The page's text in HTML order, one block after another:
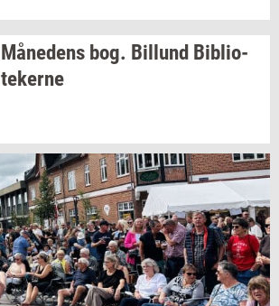
Må­ne­dens bog. Bil­lund Bi­bli­o­
te­ker­ne